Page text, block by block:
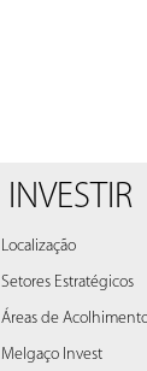
INVESTIR
Localização
Setores Estratégicos
Áreas de
Melgaço Invest